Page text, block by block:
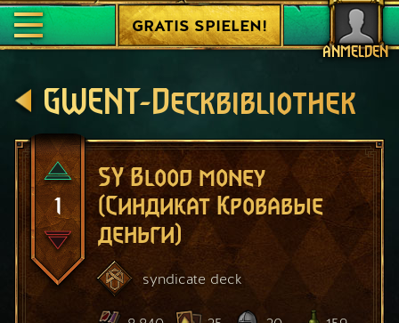
ANMELDEN
GRATIS SPIELEN!
GWENT-Deckbibliothek
1
SY Blood money
(Синдикат Кровавые
деньги)
syndicate deck